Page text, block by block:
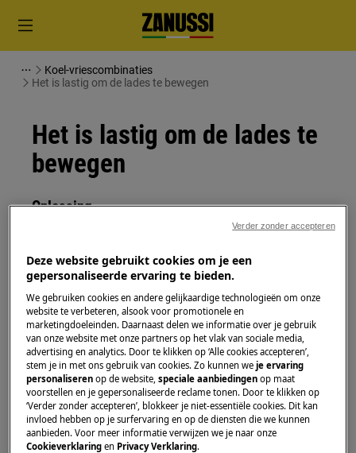
Koel-vriescombinaties
Het is lastig om de lades te bewegen
Het is lastig om de lades te
bewegen
Oplossing
levensmiddelen die uitsteken of omdat de
geleiderails vuil is of wordt belemmerd.
Reinig de lade, de rollers en de rail om het
probleem op te lossen.
Was dit artikel nuttig?
Boek een technieker
Deze website gebruikt cookies om je een
gepersonaliseerde ervaring te bieden.
We gebruiken cookies en andere gelijkaardige technologieën om onze
website te verbeteren, alsook voor promotionele en
marketingdoeleinden. Daarnaast delen we informatie over je gebruik
van onze website met onze partners op het vlak van sociale media,
advertising en analytics. Door te klikken op ‘Alle cookies accepteren’,
stem je in met ons gebruik van cookies. Zo kunnen weje ervaring
personaliseren op de website,speciale aanbiedingen op maat
voorstellen en je gepersonaliseerde reclame tonen. Door te klikken op
‘Verder zonder accepteren’, blokkeer je niet-essentiële cookies. Dit kan
invloed hebben op je surfervaring en op de diensten die we kunnen
aanbieden. Voor meer informatie verwijzen we je naar onze
Cookieverklaring en Privacy Verklaring.
Verder zonder accepteren